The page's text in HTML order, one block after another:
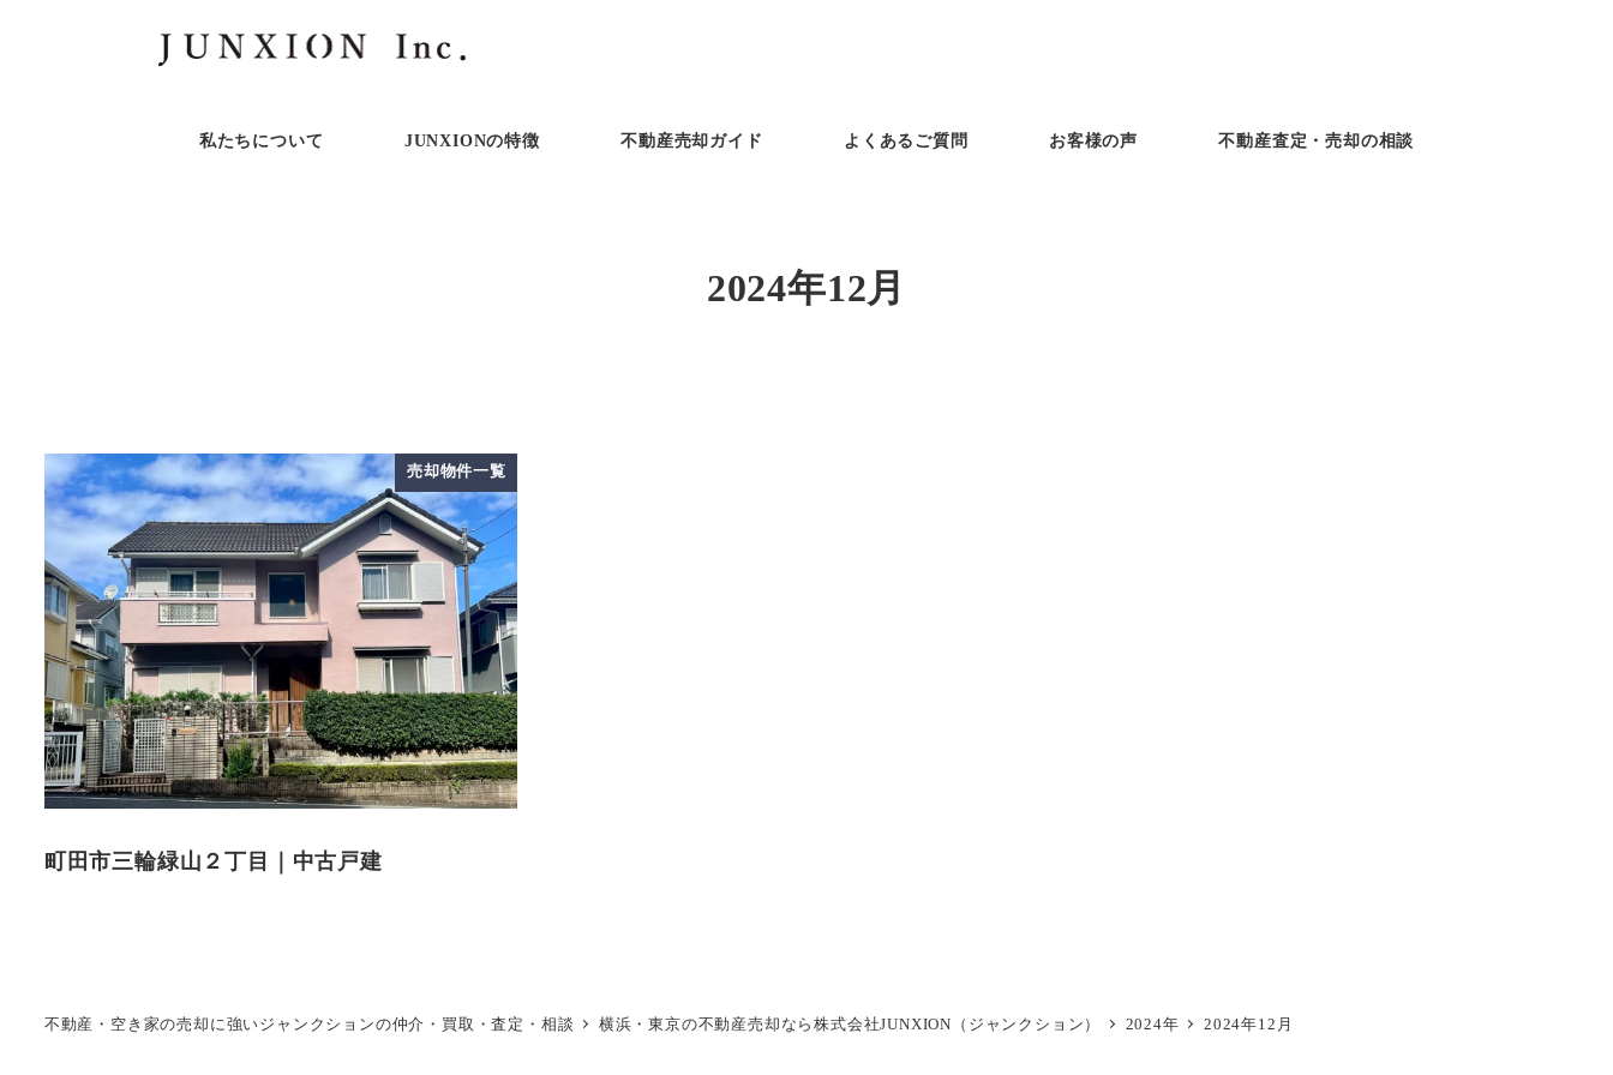
私たちについて JUNXIONの特徴 不動産売却ガイド よくあるご質問 お客様の声 不動産査定・売却の相談
2024年12月
売却物件一覧
町田市三輪緑山２丁目｜中古戸建
不動産・空き家の売却に強いジャンクションの仲介・買取・査定・相談 横浜・東京の不動産売却なら株式会社JUNXION（ジャンクション） 2024年 2024年12月